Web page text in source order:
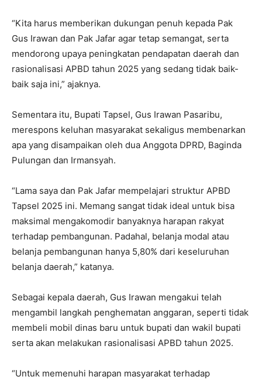
“Kita harus memberikan dukungan penuh kepada Pak
Gus Irawan dan Pak Jafar agar tetap semangat, serta
mendorong upaya peningkatan pendapatan daerah dan
rasionalisasi APBD tahun 2025 yang sedang tidak baik-
baik saja ini,” ajaknya.
Sementara itu, Bupati Tapsel, Gus Irawan Pasaribu,
merespons keluhan masyarakat sekaligus membenarkan
apa yang disampaikan oleh dua Anggota DPRD, Baginda
Pulungan dan Irmansyah.
“Lama saya dan Pak Jafar mempelajari struktur APBD
Tapsel 2025 ini. Memang sangat tidak ideal untuk bisa
maksimal mengakomodir banyaknya harapan rakyat
terhadap pembangunan. Padahal, belanja modal atau
belanja pembangunan hanya 5,80% dari keseluruhan
belanja daerah,” katanya.
Sebagai kepala daerah, Gus Irawan mengakui telah
mengambil langkah penghematan anggaran, seperti tidak
membeli mobil dinas baru untuk bupati dan wakil bupati
serta akan melakukan rasionalisasi APBD tahun 2025.
“Untuk memenuhi harapan masyarakat terhadap